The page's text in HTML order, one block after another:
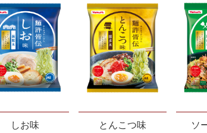
しお味 とんこつ味 ソ